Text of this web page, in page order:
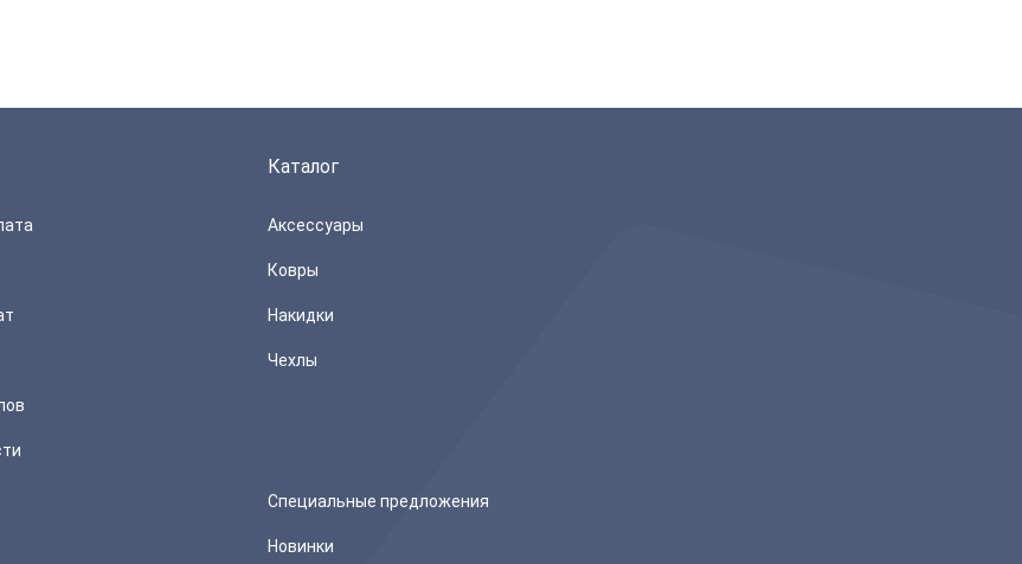
Каталог
Аксессуары
Ковры
Накидки
Чехлы
Специальные предложения
Новинки